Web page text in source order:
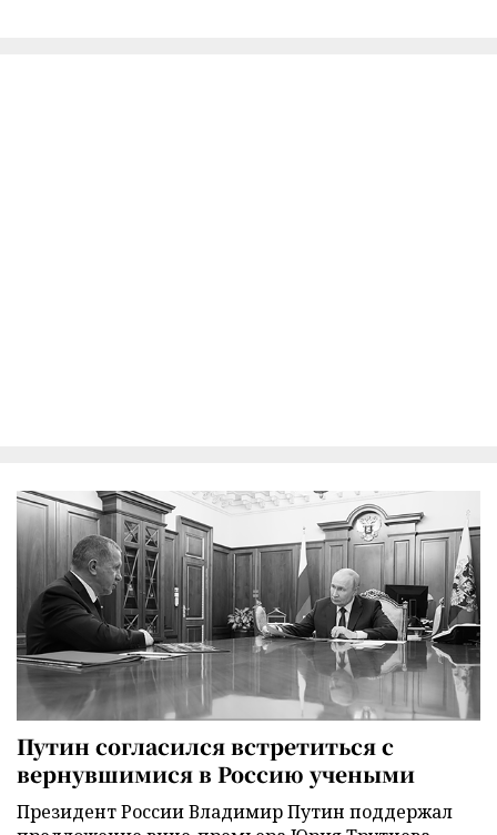
Путин согласился встретиться с
вернувшимися в Россию учеными
Президент России Владимир Путин поддержал